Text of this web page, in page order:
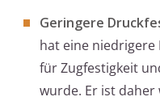
Geringere
hat eine
für Zugfestigkeit
wurde. Er ist daher